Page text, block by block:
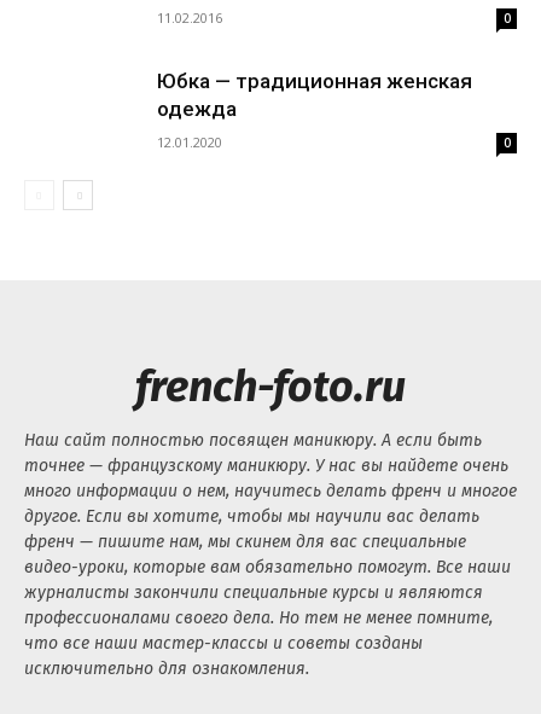
11.02.2016 0
Юбка — традиционная женская
одежда
12.01.2020 0
french-foto.ru
Наш сайт полностью посвящен маникюру. А если быть
точнее — французскому маникюру. У нас вы найдете очень
много информации о нем, научитесь делать френч и многое
другое. Если вы хотите, чтобы мы научили вас делать
френч — пишите нам, мы скинем для вас специальные
видео-уроки, которые вам обязательно помогут. Все наши
журналисты закончили специальные курсы и являются
профессионалами своего дела. Но тем не менее помните,
что все наши мастер-классы и советы созданы
исключительно для ознакомления.